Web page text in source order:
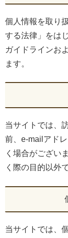
個人情報を取り
する法律」をは
ガイドラインお
ます。
当サイトでは、
前、e-mailアド
く場合がござい
く際の目的以外
当サイトでは、